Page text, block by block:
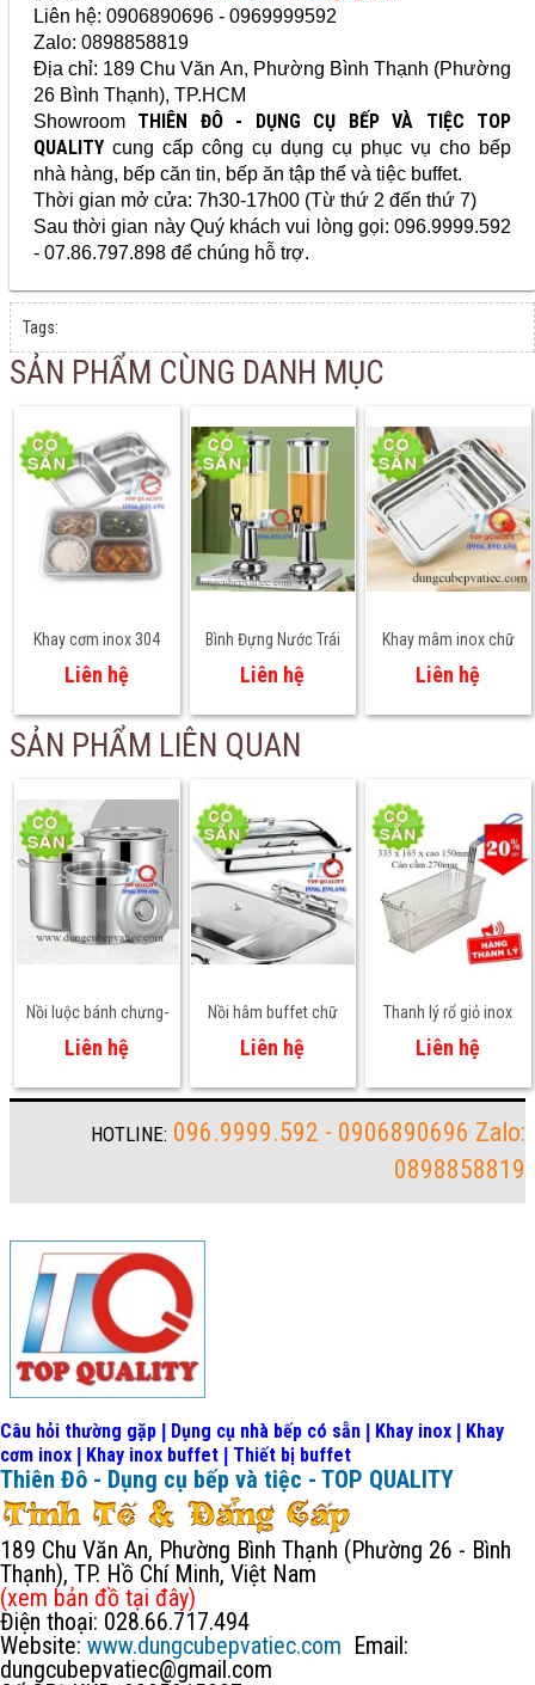
Liên hệ: 0906890696 - 0969999592
Zalo: 0898858819
Địa chỉ: 189 Chu Văn An, Phường Bình Thạnh (Phường
26 Bình Thạnh), TP.HCM
Showroom THIÊN ĐÔ - DỤNG CỤ BẾP VÀ TIỆC TOP
QUALITY cung cấp công cụ dụng cụ phục vụ cho bếp
nhà hàng, bếp căn tin, bếp ăn tập thể và tiệc buffet.
Thời gian mở cửa: 7h30-17h00 (Từ thứ 2 đến thứ 7)
Sau thời gian này Quý khách vui lòng gọi: 096.9999.592
- 07.86.797.898 để chúng hỗ trợ.
Tags:
SẢN PHẨM CÙNG DANH MỤC
Khay cơm inox 304
cho học sinh mầm
non, tiểu học – An
toàn thực phẩm
Liên hệ
Bình Đựng Nước Trái
Cây Đôi 2 Ngăn 3L x 2
– Giải Pháp Phục Vụ
Đồ Uống Chuyên
Nghiệp
Liên hệ
Khay mâm inox chữ
nhật sâu + cạn nhiều
Liên hệ
SẢN PHẨM LIÊN QUAN
Nồi luộc bánh chưng-
Nồi nấu bánh tét
Liên hệ
Nồi hâm buffet chữ
nhật nắp kính 9 lít
Liên hệ
Thanh lý rổ giỏ inox
dùng cho máy chiên
nhúng công nghiệp
Liên hệ
HOTLINE: 096.9999.592 - 0906890696 Zalo:
0898858819
Câu hỏi thường gặp Dụng cụ nhà bếp có sẵn Khay inox
Khay
cơm inox
Khay inox buffet Thiết bị buffet
Thiên Đô - Dụng cụ bếp và tiệc - TOP QUALITY
189 Chu Văn An, Phường Bình Thạnh (Phường 26 - Bình
Thạnh), TP. Hồ Chí Minh, Việt Nam
(xem bản đồ tại đây)
Điện thoại: 028.66.717.494
Website: www.dungcubepvatiec.com Email:
dungcubepvatiec@gmail.com